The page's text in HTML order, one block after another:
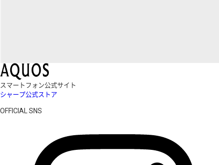
スマートフォン公式サイト
シャープ公式ストア
OFFICIAL SNS